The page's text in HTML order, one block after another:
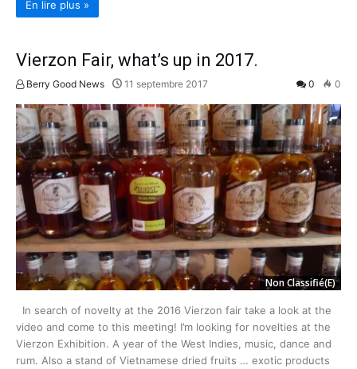
En lire plus »
Vierzon Fair, what’s up in 2017.
Berry Good News 11 septembre 2017 0 0
Non Classifié(e)
In search of novelty at the 2016 Vierzon fair take a look at the
video and come to this meeting! I’m looking for novelties at the
Vierzon Exhibition. A year of the West Indies, music, dance and
rum. Also a stand of Vietnamese dried fruits … exotic products